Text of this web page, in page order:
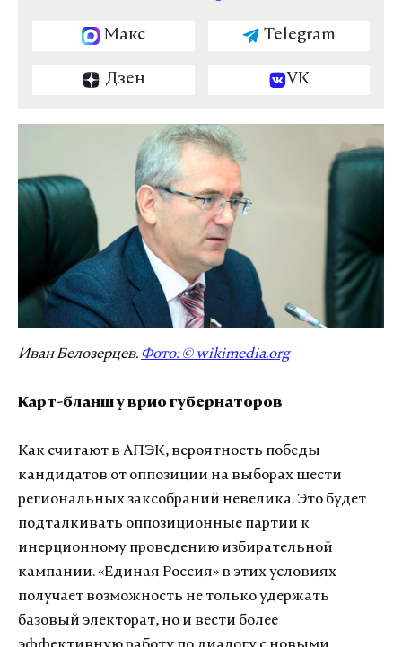
Макс Telegram
Дзен VK
Иван Белозерцев. Фото: © wikimedia.org
Карт-бланш у врио губернаторов
Как считают в АПЭК, вероятность победы
кандидатов от оппозиции на выборах шести
региональных заксобраний невелика. Это будет
подталкивать оппозиционные партии к
инерционному проведению избирательной
кампании. «Единая Россия» в этих условиях
получает возможность не только удержать
базовый электорат, но и вести более